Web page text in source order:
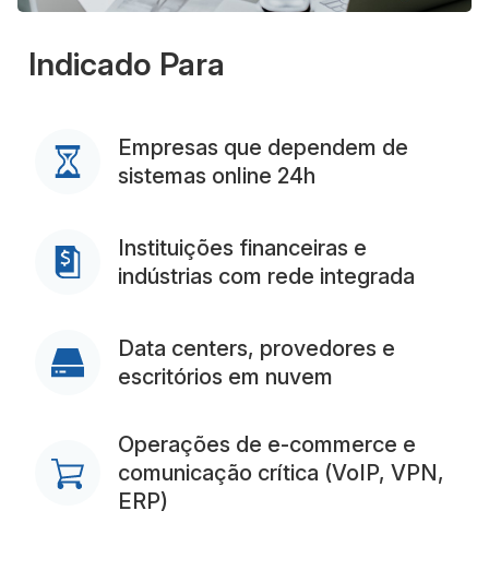
Indicado Para
Empresas que dependem de
sistemas online 24h
Instituições financeiras e
indústrias com rede integrada
Data centers, provedores e
escritórios em nuvem
Operações de e-commerce e
comunicação crítica (VoIP, VPN,
ERP)